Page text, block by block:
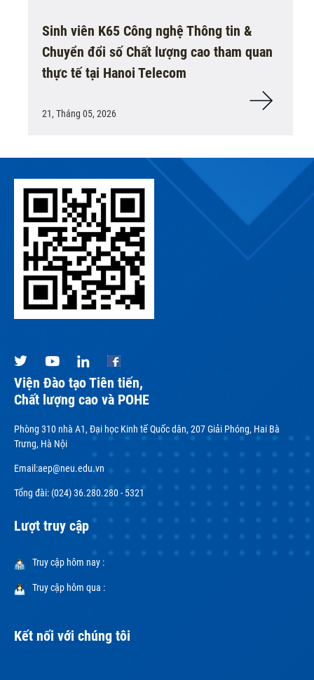
Sinh viên K65 Công nghệ Thông tin &
Chuyển đổi số Chất lượng cao tham quan
thực tế tại Hanoi Telecom
21, Tháng 05, 2026
Viện Đào tạo Tiên tiến,
Chất lượng cao và POHE
Phòng 310 nhà A1, Đại học Kinh tế Quốc dân, 207 Giải Phóng, Hai Bà
Trưng, Hà Nội
Email:aep@neu.edu.vn
Tổng đài: (024) 36.280.280 - 5321
Lượt truy cập
Truy cập hôm nay :
Truy cập hôm qua :
Kết nối với chúng tôi